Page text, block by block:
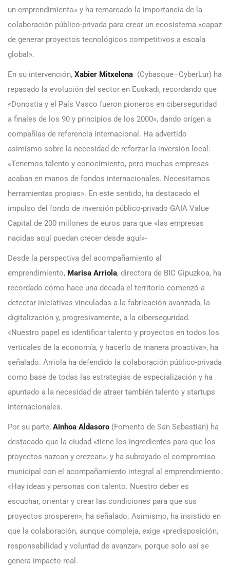
un emprendimiento» y ha remarcado la importancia de la
colaboración público-privada para crear un ecosistema «capaz
de generar proyectos tecnológicos competitivos a escala
global».
En su intervención, Xabier Mitxelena (Cybasque–CyberLur) ha
repasado la evolución del sector en Euskadi, recordando que
«Donostia y el País Vasco fueron pioneros en ciberseguridad
a finales de los 90 y principios de los 2000», dando origen a
compañías de referencia internacional. Ha advertido
asimismo sobre la necesidad de reforzar la inversión local:
«Tenemos talento y conocimiento, pero muchas empresas
acaban en manos de fondos internacionales. Necesitamos
herramientas propias». En este sentido, ha destacado el
impulso del fondo de inversión público-privado GAIA Value
Capital de 200 millones de euros para que «las empresas
nacidas aquí puedan crecer desde aquí»-
Desde la perspectiva del acompañamiento al
emprendimiento, Marisa Arriola, directora de BIC Gipuzkoa, ha
recordado cómo hace una década el territorio comenzó a
detectar iniciativas vinculadas a la fabricación avanzada, la
digitalización y, progresivamente, a la ciberseguridad.
«Nuestro papel es identificar talento y proyectos en todos los
verticales de la economía, y hacerlo de manera proactiva», ha
señalado. Arriola ha defendido la colaboración público-privada
como base de todas las estrategias de especialización y ha
apuntado a la necesidad de atraer también talento y startups
internacionales.
Por su parte, Ainhoa Aldasoro (Fomento de San Sebastián) ha
destacado que la ciudad «tiene los ingredientes para que los
proyectos nazcan y crezcan», y ha subrayado el compromiso
municipal con el acompañamiento integral al emprendimiento.
«Hay ideas y personas con talento. Nuestro deber es
escuchar, orientar y crear las condiciones para que sus
proyectos prosperen», ha señalado. Asimismo, ha insistido en
que la colaboración, aunque compleja, exige «predisposición,
responsabilidad y voluntad de avanzar», porque solo así se
genera impacto real.